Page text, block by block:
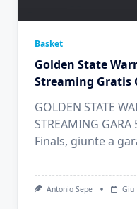
Basket
Golden State
Streaming Gratis
GOLDEN STATE
STREAMING
Finals, giunte a
Antonio Sepe Giu